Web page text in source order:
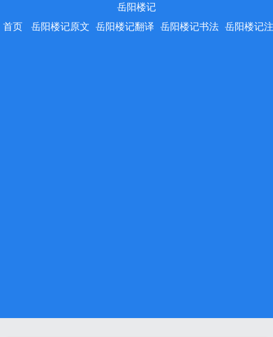
岳阳楼记
首页
岳阳楼记原文 岳阳楼记翻译 岳阳楼记书法 岳阳楼记